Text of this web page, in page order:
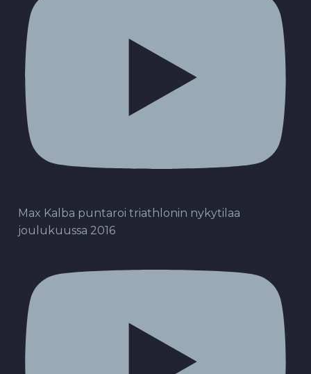
Max Kalba puntaroi triathlonin nykytilaa
joulukuussa 2016